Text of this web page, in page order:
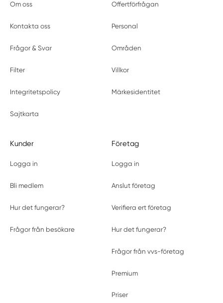
Om oss Offertförfrågan
Kontakta oss Personal
Frågor & Svar Områden
Filter Villkor
Integritetspolicy Märkesidentitet
Sajtkarta
Kunder
Logga in
Bli medlem
Hur det fungerar?
Frågor från besökare
Företag
Logga in
Anslut företag
Verifiera ert företag
Hur det fungerar?
Frågor från vvs-företag
Premium
Priser